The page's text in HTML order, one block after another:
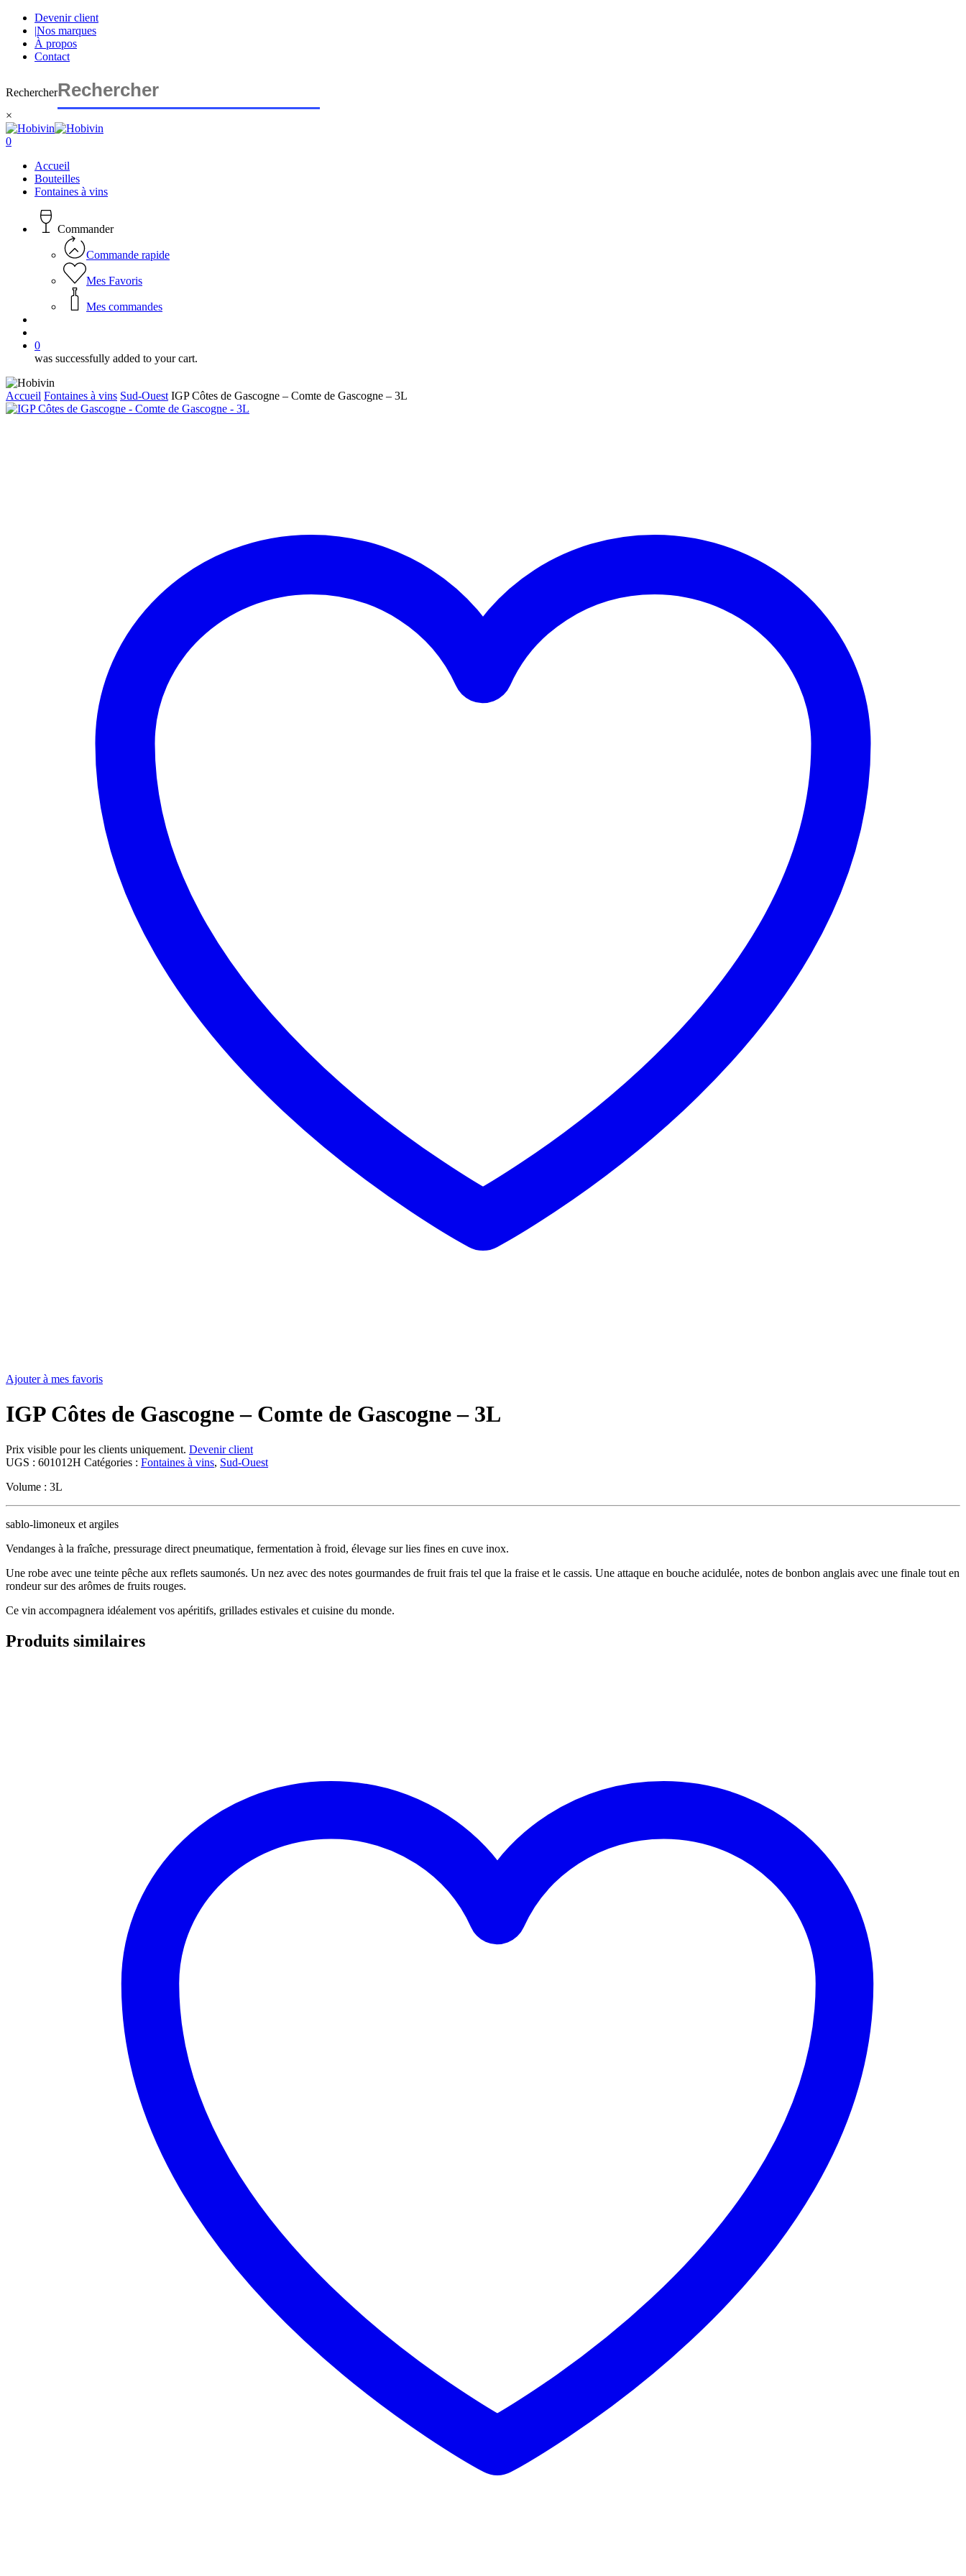
Skip
main
content
Devenir client
|Nos marques
À propos
Contact
Rechercher
×
Close
Search
search
account
0
Accueil
Bouteilles
Fontaines à vins
Commander
Commande rapide
Mes Favoris
Mes commandes
0
was successfully added to your cart.
Accueil Fontaines à vins Sud-Ouest IGP Côtes de Gascogne – Comte de Gascogne – 3L
Ajouter à mes favoris
IGP Côtes de Gascogne – Comte de Gascogne – 3L
Prix visible pour les clients uniquement. Devenir client
UGS : 601012H Catégories : Fontaines à vins, Sud-Ouest
Volume : 3L
sablo-limoneux et argiles
Vendanges à la fraîche, pressurage direct pneumatique, fermentation à froid, élevage sur lies fines en cuve inox.
Une robe avec une teinte pêche aux reflets saumonés. Un nez avec des notes gourmandes de fruit frais tel que la fraise et le cassis. Une attaque en bouche acidulée, notes de bonbon anglais avec une finale tout en
rondeur sur des arômes de fruits rouges.
Ce vin accompagnera idéalement vos apéritifs, grillades estivales et cuisine du monde.
Produits similaires